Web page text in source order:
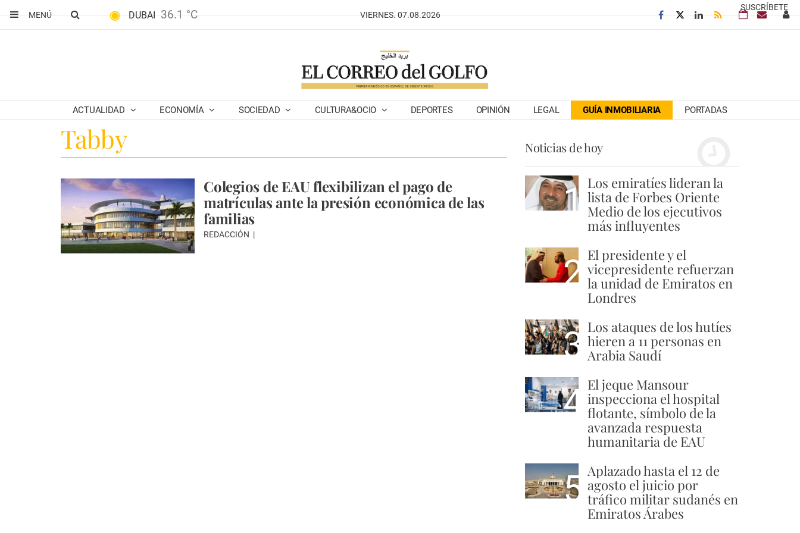
SUSCRÍBETE
MENÚ
DUBAI 36.1 °C VIERNES. 07.08.2026
ACTUALIDAD ECONOMÍA SOCIEDAD CULTURA&OCIO DEPORTES OPINIÓN LEGAL GUÍA INMOBILIARIA PORTADAS
Tabby
Colegios de EAU flexibilizan el pago de
matrículas ante la presión económica de las
familias
REDACCIÓN
Noticias de hoy
1 Los emiratíes lideran la
lista de Forbes Oriente
Medio de los ejecutivos
más influyentes
2 El presidente y el
vicepresidente refuerzan
la unidad de Emiratos en
Londres
3 Los ataques de los hutíes
hieren a 11 personas en
Arabia Saudí
4 El jeque Mansour
inspecciona el hospital
flotante, símbolo de la
avanzada respuesta
humanitaria de EAU
5 Aplazado hasta el 12 de
agosto el juicio por
tráfico militar sudanés en
Emiratos Árabes